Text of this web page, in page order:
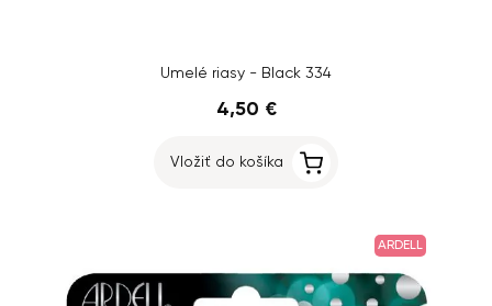
Umelé riasy - Black 334
4,50 €
Vložiť do košíka
ARDELL